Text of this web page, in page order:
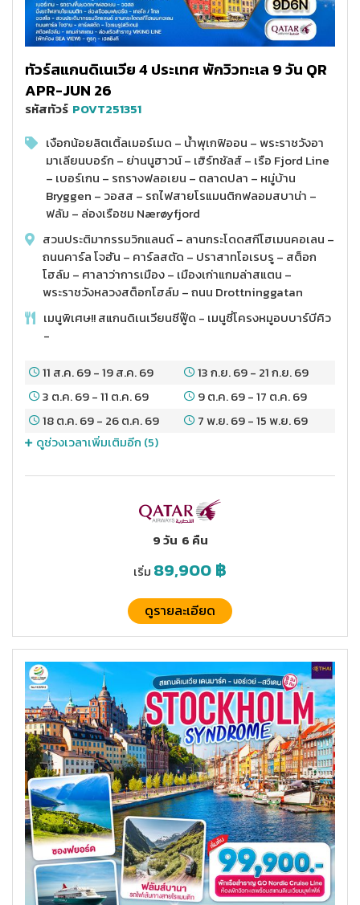
ทัวร์สแกนดิเนเวีย 4 ประเทศ พักวิวทะเล 9 วัน QR
APR-JUN 26
รหัสทัวร์ POVT251351
เงือกน้อยลิตเติ้ลเมอร์เมด – น้ำพุเกฟิออน – พระราชวังอา
มาเลียนบอร์ก – ย่านนูฮาวน์ – เฮิร์ทชัลส์ – เรือ Fjord Line
– เบอร์เกน – รถรางฟลอเยน – ตลาดปลา – หมู่บ้าน
Bryggen – วอสส – รถไฟสายโรแมนติกฟลอมสบาน่า –
ฟลัม – ล่องเรือชม Nærøyfjord
สวนประติมากรรมวิกแลนด์ – ลานกระโดดสกีโฮเมนคอเลน –
ถนนคาร์ล โจฮัน – คาร์ลสตัด – ปราสาทโอเรบรู – สต็อก
โฮล์ม – ศาลาว่าการเมือง – เมืองเก่าแกมล่าสแตน –
พระราชวังหลวงสต็อกโฮล์ม – ถนน Drottninggatan
เมนูพิเศษ!! สแกนดิเนเวียนซีฟู๊ด - เมนูซี่โครงหมูอบบาร์บีคิว
-
11 ส.ค. 69-19 ส.ค. 69 13 ก.ย. 69- 21 ก.ย. 69
3 ต.ค. 69-11 ต.ค. 69 9 ต.ค. 69-17 ต.ค. 69
18 ต.ค. 69- 26 ต.ค. 69 7 พ.ย. 69-15 พ.ย. 69
ดูช่วงเวลาเพิ่มเติมอีก (5)
9 วัน 6 คืน
เริ่ม 89,900฿
ดูรายละเอียด